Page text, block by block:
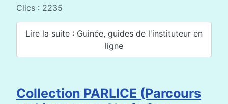
Clics : 2235
Lire la suite : Guinée, guides de l'instituteur en
ligne
Collection PARLICE (Parcours